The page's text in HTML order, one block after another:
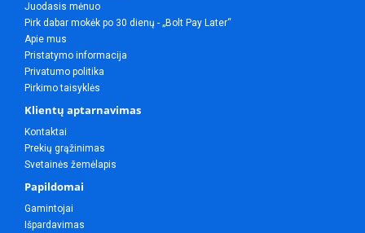
Juodasis mėnuo
Pirk dabar mokėk po 30 dienų - „Bolt Pay Later“
Apie mus
Pristatymo informacija
Privatumo politika
Pirkimo taisyklės
Klientų aptarnavimas
Kontaktai
Prekių grąžinimas
Svetainės žemėlapis
Papildomai
Gamintojai
Išpardavimas